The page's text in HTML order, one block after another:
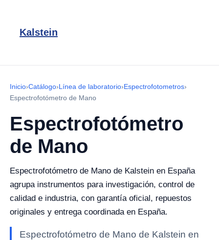
Kalstein
Inicio›Catálogo›Línea de laboratorio›Espectrofotometros›
Espectrofotómetro de Mano
Espectrofotómetro
de Mano
Espectrofotómetro de Mano de Kalstein en España
agrupa instrumentos para investigación, control de
calidad e industria, con garantía oficial, repuestos
originales y entrega coordinada en España.
Espectrofotómetro de Mano de Kalstein en